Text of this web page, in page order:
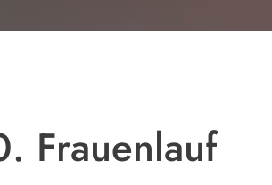
Frauenlauf